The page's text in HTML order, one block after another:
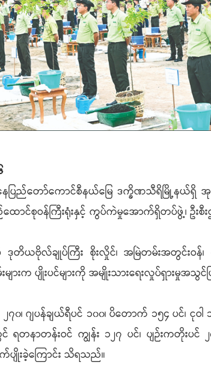
ည်တော်ကောင်စီနယ်မြေ ဒက္ခိဏသီရိမြို့နယ်ရှိ အုပ်ချု
င်စုဝန်ကြီးရုံးနှင့် ကွပ်ကဲမှုအောက်ရှိတပ်ဖွဲ့၊ ဦးစီးဌာ
တိယဗိုလ်ချုပ်ကြီး စိုးလှိုင်၊ အမြဲတမ်းအတွင်းဝန်၊
းက ပျိုးပင်များကို အမျိုးသားရေးလှုပ်ရှားမှုအသွင်
ျပန်ချယ်ရီပင် ၁၀၀၊ ပိတောက် ၁၅၄ ပင်၊ ငုဝါ ၁
နာတန်းဝင် ကျွန်း ၁၂၇ ပင်၊ ပျဉ်းကတိုးပင် ၂
က်ပျိုးခဲ့ကြောင်း သိရသည်။